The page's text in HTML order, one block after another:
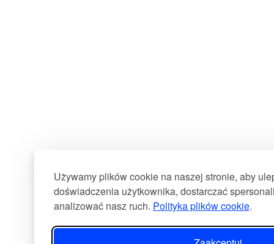
Używamy plików cookie na naszej stronie, aby
doświadczenia użytkownika, dostarczać
analizować nasz ruch. Polityka plików cookie.